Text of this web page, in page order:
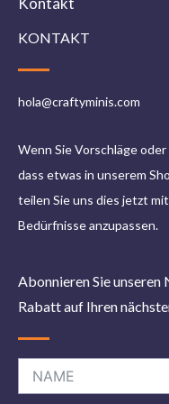
KONTAKT
hola@craftyminis.com
Wenn Sie Vorschläge
dass etwas in unserem
teilen Sie uns dies jetzt
Bedürfnisse anzupassen.
Abonnieren Sie unseren
Rabatt auf Ihren